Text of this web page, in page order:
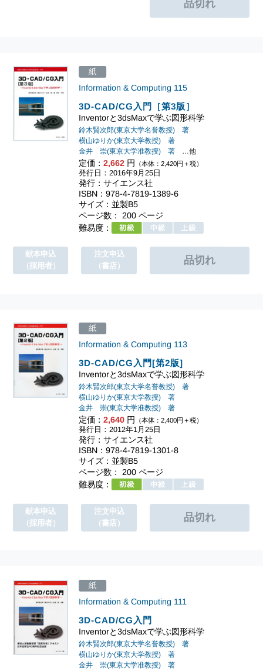
3D-CAD/CG入門［第3版］
Inventorと3dsMaxで学ぶ図形科学
Information & Computing 115
鈴木賢次郎(東京大学名誉教授) 著
横山ゆりか(東京大学教授) 著
金井 崇(東京大学准教授) 著 …他
定価：2,662 円 （本体：2,420円＋税）
紙
発行日：2016年9月25日
発行：サイエンス社
ISBN：978-4-7819-1389-6
サイズ：並製B5
ページ数： 200 ページ
難易度：
献本申込
（採用者）
注文申込
（書店）
3D-CAD/CG入門[第2版]
Inventorと3dsMaxで学ぶ図形科学
Information & Computing 113
鈴木賢次郎(東京大学名誉教授) 著
横山ゆりか(東京大学教授) 著
金井 崇(東京大学准教授) 著
定価：2,640 円 （本体：2,400円＋税）
紙
発行日：2012年1月25日
発行：サイエンス社
ISBN：978-4-7819-1301-8
サイズ：並製B5
ページ数： 200 ページ
難易度：
献本申込
（採用者）
注文申込
（書店）
3D-CAD/CG入門
Inventorと3dsMaxで学ぶ図形科学
Information & Computing 111
鈴木賢次郎(東京大学名誉教授) 著
横山ゆりか(東京大学教授) 著
金井 崇(東京大学准教授) 著
紙